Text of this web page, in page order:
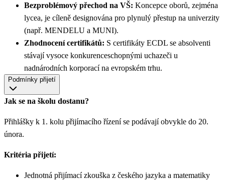
Bezproblémový přechod na VŠ: Koncepce oborů, zejména
lycea, je cíleně designována pro plynulý přestup na univerzity
(např. MENDELU a MUNI).
Zhodnocení certifikátů: S certifikáty ECDL se absolventi
stávají vysoce konkurenceschopnými uchazeči u
nadnárodních korporací na evropském trhu.
Podmínky přijetí
Jak se na školu dostanu?
Přihlášky k 1. kolu přijímacího řízení se podávají obvykle do 20.
února.
Kritéria přijetí:
Jednotná přijímací zkouška z českého jazyka a matematiky